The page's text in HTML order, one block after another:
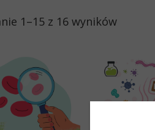
1–15 z 16 wyników